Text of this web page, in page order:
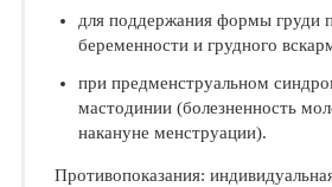
для поддержания формы груди
беременности и грудного
при предменструальном
мастодинии (болезненность
накануне менструации).
Противопоказания: